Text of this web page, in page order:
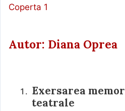
Coperta 1
Autor: Diana Oprea
Exersarea
teatrale